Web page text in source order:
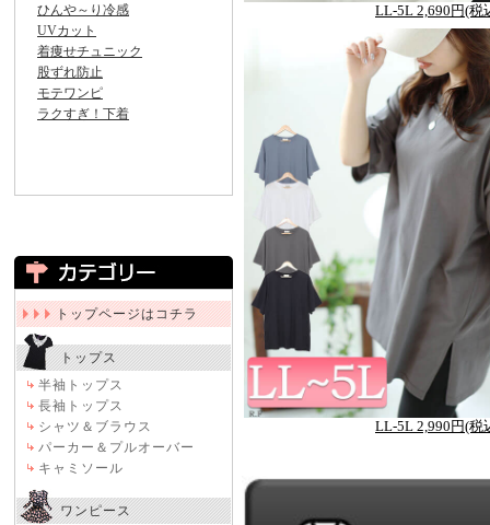
トップページはコチラ
トップス
半袖トップス
長袖トップス
シャツ＆ブラウス
パーカー＆プルオーバー
キャミソール
ワンピース
LL-5L 2,690円(税
LL-5L 2,990円(税